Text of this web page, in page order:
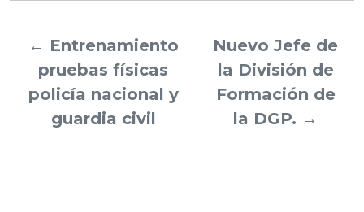
← Entrenamiento
pruebas físicas
policía nacional y
guardia civil
Nuevo Jefe de
la División de
Formación de
la DGP. →